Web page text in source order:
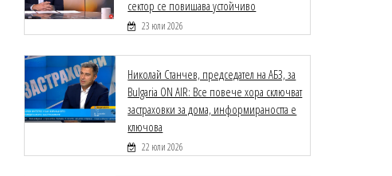
сектор се повишава устойчиво
23 юли 2026
Николай Станчев, председател на АБЗ, за
Bulgaria ON AIR: Все повече хора сключват
застраховки за дома, информираността е
ключова
22 юли 2026